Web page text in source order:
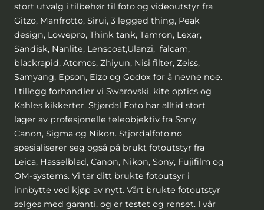
stort utvalg i tilbehør til foto og videoutstyr fra
Gitzo, Manfrotto, Sirui, 3 legged thing, Peak
design, Lowepro, Think tank, Tamron, Lexar,
Sandisk, Nanlite, Lenscoat,Ulanzi, falcam,
blackrapid, Atomos, Zhiyun, Nisi filter, Zeiss,
Samyang, Epson, Eizo og Godox for å nevne noe.
I tillegg forhandler vi Swarovski, kite optics og
Kahles kikkerter. Stjørdal Foto har alltid stort
lager av profesjonelle teleobjektiv fra Sony,
Canon, Sigma og Nikon. Stjordalfoto.no
spesialiserer seg også på brukt fotoutstyr fra
Leica, Hasselblad, Canon, Nikon, Sony, Fujifilm og
OM-systems. Vi tar ditt brukte fotoutsyr i
innbytte ved kjøp av nytt. Vårt brukte fotoutstyr
selges med garanti, og er testet og renset. I vår